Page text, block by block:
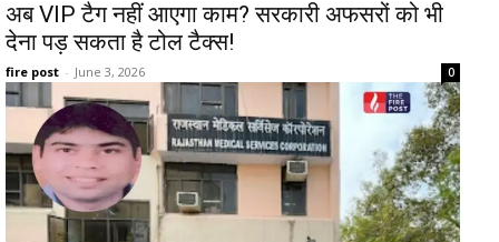
अब VIP टैग नहीं आएगा काम? सरकारी अफसरों को भी
देना पड़ सकता है टोल टैक्स!
fire post - June 3, 2026 0